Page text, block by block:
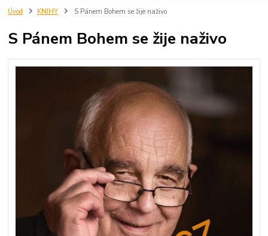
Úvod KNIHY S Pánem Bohem se žije naživo
S Pánem Bohem se žije naživo